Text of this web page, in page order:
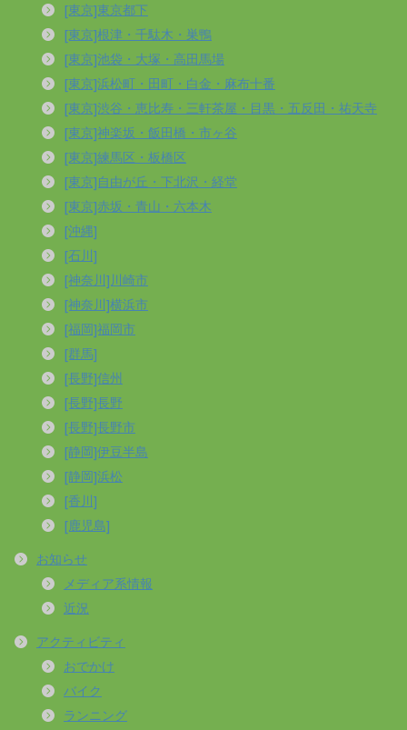
[東京]東京都下
[東京]根津・千駄木・巣鴨
[東京]池袋・大塚・高田馬場
[東京]浜松町・田町・白金・麻布十番
[東京]渋谷・恵比寿・三軒茶屋・目黒・五反田・祐天寺
[東京]神楽坂・飯田橋・市ヶ谷
[東京]練馬区・板橋区
[東京]自由が丘・下北沢・経堂
[東京]赤坂・青山・六本木
[沖縄]
[石川]
[神奈川]川崎市
[神奈川]横浜市
[福岡]福岡市
[群馬]
[長野]信州
[長野]長野
[長野]長野市
[静岡]伊豆半島
[静岡]浜松
[香川]
[鹿児島]
お知らせ
メディア系情報
近況
アクティビティ
おでかけ
バイク
ランニング